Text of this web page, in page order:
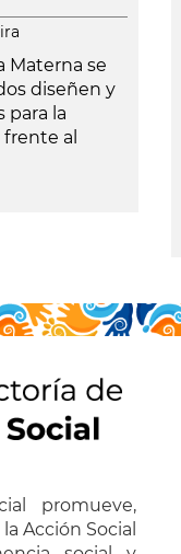
Materna se
diseñen y
para la
al
promueve,
Acción Social